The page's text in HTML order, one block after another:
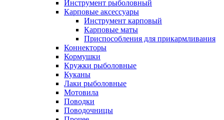
Инструмент рыболовный
Карповые аксессуары
Инструмент карповый
Карповые маты
Приспособления для прикармливания
Коннекторы
Кормушки
Кружки рыболовные
Куканы
Лаки рыболовные
Мотовила
Поводки
Поводочницы